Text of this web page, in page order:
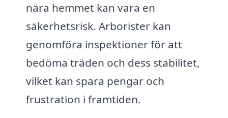
nära hemmet kan vara en
säkerhetsrisk. Arborister kan
genomföra inspektioner för att
bedöma träden och dess stabilitet,
vilket kan spara pengar och
frustration i framtiden.